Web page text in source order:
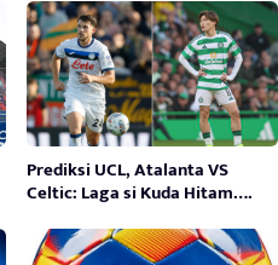
Prediksi UCL, Atalanta VS
Celtic: Laga si Kuda Hitam….